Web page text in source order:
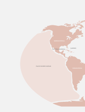
NORDAMERIKA
SÜDAMERIKA
PAZIFISCHER OZEAN
MITTELAMERIKA